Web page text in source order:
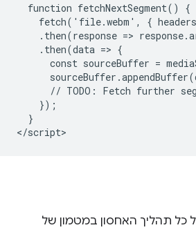
function fetchNextSegment()
fetch('file.webm', {
.then(response =>
    .then(data => {
const sourceBuffer =
// TODO: Fetch further
    });
תהליך האחסון במטמון של